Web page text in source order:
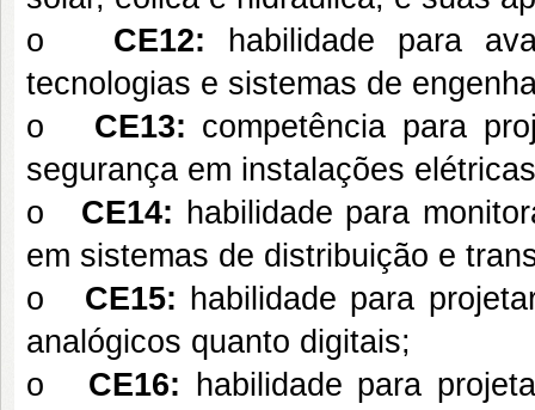
o CE12: habilidade para
tecnologias e sistemas de
o CE13: competência para
segurança em instalações
o CE14: habilidade para
em sistemas de distribuição e
o CE15: habilidade para
analógicos quanto digitais;
o CE16: habilidade para